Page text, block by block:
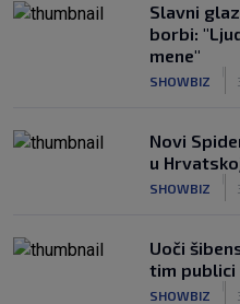
Slavni
borbi:
mene"
SHOWBIZ
Novi
u
SHOWBIZ
Uoči
tim publici
SHOWBIZ